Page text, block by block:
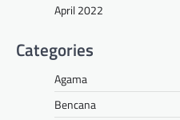
April 2022
Categories
Agama
Bencana